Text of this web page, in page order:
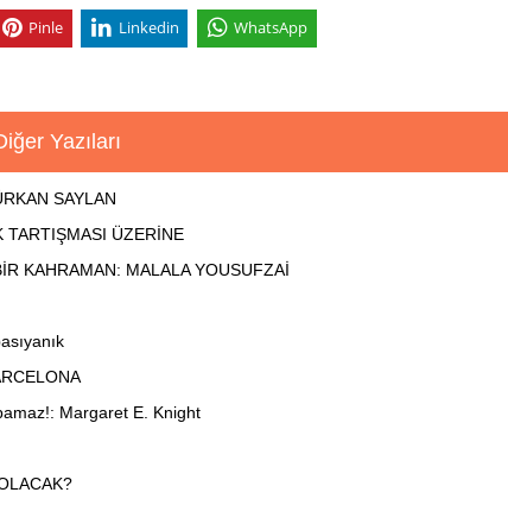
Pinle Linkedin WhatsApp
Yazıları
SAYLAN
TARTIŞMASI ÜZERİNE
KAHRAMAN: MALALA YOUSUFZAİ
Margaret E. Knight